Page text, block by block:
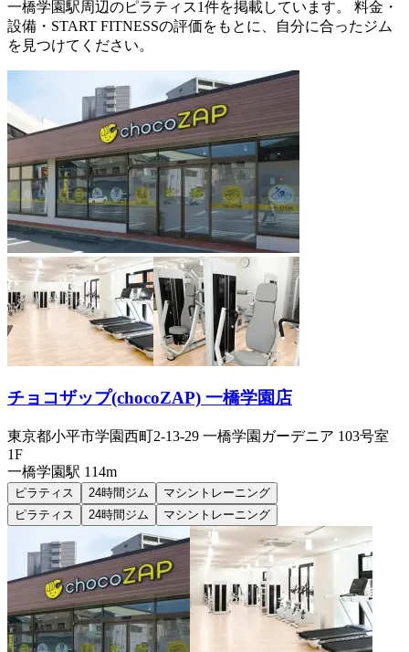
一橋学園駅周辺のピラティス1件を掲載しています。 料金・
設備・START FITNESSの評価をもとに、自分に合ったジム
を見つけてください。
チョコザップ(chocoZAP) 一橋学園店
東京都小平市学園西町2-13-29 一橋学園ガーデニア 103号室
1F
一橋学園駅 114m
ピラティス 24時間ジム
マシントレーニング
ピラティス
24時間ジム マシントレーニング